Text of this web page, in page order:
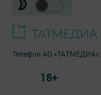
Телефон АО «ТАТМЕДИА»:
18+